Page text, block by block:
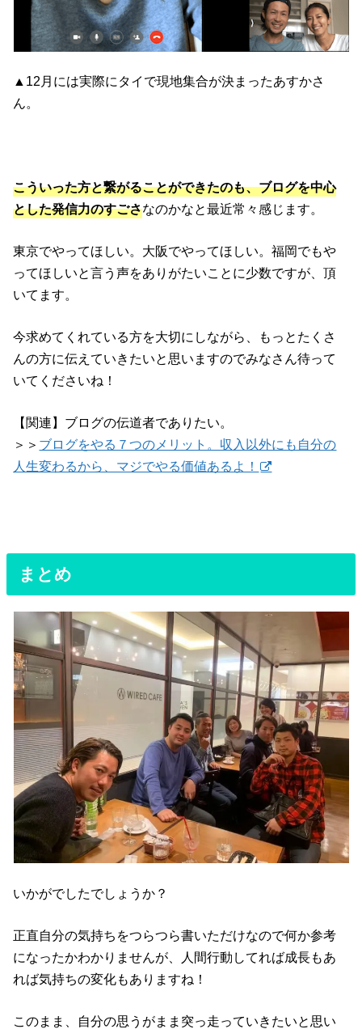
▲12月には実際にタイで現地集合が決まったあすかさ
ん。
こういった方と繋がることができたのも、ブログを中心
とした発信力のすごさなのかなと最近常々感じます。
東京でやってほしい。大阪でやってほしい。福岡でもや
ってほしいと言う声をありがたいことに少数ですが、頂
いてます。
今求めてくれている方を大切にしながら、もっとたくさ
んの方に伝えていきたいと思いますのでみなさん待って
いてくださいね！
【関連】ブログの伝道者でありたい。
＞＞ ブログをやる７つのメリット。収入以外にも自分の
人生変わるから、マジでやる価値あるよ！
まとめ
いかがでしたでしょうか？
正直自分の気持ちをつらつら書いただけなので何か参考
になったかわかりませんが、人間行動してれば成長もあ
れば気持ちの変化もありますね！
このまま、自分の思うがまま突っ走っていきたいと思い